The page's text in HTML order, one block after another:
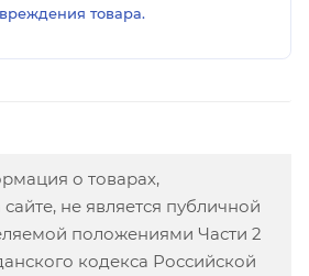
товара.
о товарах,
не является публичной
положениями Части 2
кодекса Российской